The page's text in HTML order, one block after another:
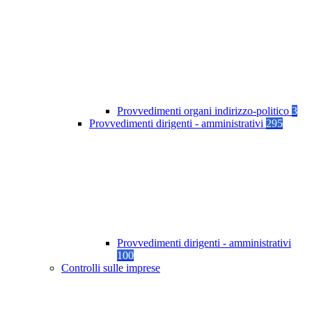
Provvedimenti organi indirizzo-politico 3
Provvedimenti dirigenti - amministrativi 295
Provvedimenti dirigenti - amministrativi
100
Controlli sulle imprese